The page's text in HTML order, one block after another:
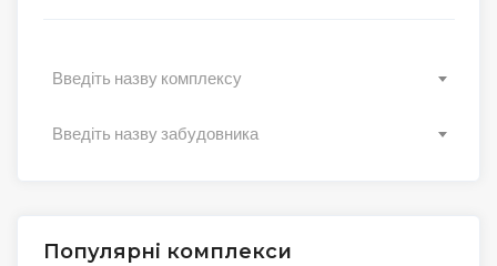
Введіть назву комплексу
Введіть назву забудовника
Популярні комплекси